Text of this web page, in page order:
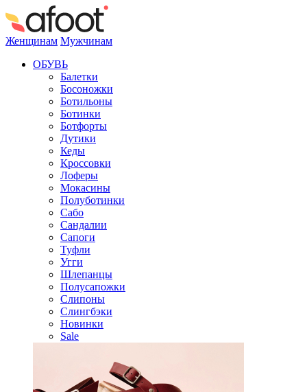
Женщинам Мужчинам
ОБУВЬ
Балетки
Босоножки
Ботильоны
Ботинки
Ботфорты
Дутики
Кеды
Кроссовки
Лоферы
Мокасины
Полуботинки
Сабо
Сандалии
Сапоги
Туфли
Угги
Шлепанцы
Полусапожки
Слипоны
Слингбэки
Новинки
Sale